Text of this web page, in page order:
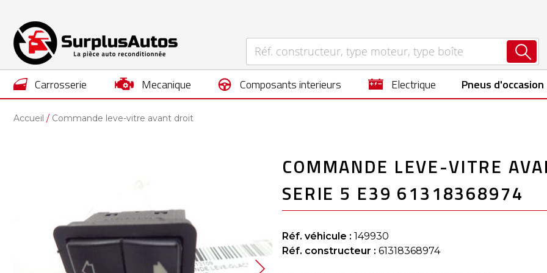
carrosserie mecanique composants interieurs electrique Pneus d'occasion
Accueil Commande leve-vitre avant droit
COMMANDE LEVE-VITRE
SERIE 5 E39 61318368974
Réf. véhicule : 149930
Réf. constructeur : 61318368974